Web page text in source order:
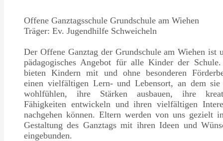
Offene Ganztagsschule Grundschule am Wiehen
Träger: Ev. Jugendhilfe Schweicheln
Der Offene Ganztag der Grundschule am Wiehen ist
pädagogisches Angebot für alle Kinder der
bieten Kindern mit und ohne besonderen
einen vielfältigen Lern- und Lebensort, an dem sie
wohlfühlen, ihre Stärken ausbauen, ihre
Fähigkeiten entwickeln und ihren vielfältigen
nachgehen können. Eltern werden von uns gezielt
Gestaltung des Ganztags mit ihren Ideen und
eingebunden.